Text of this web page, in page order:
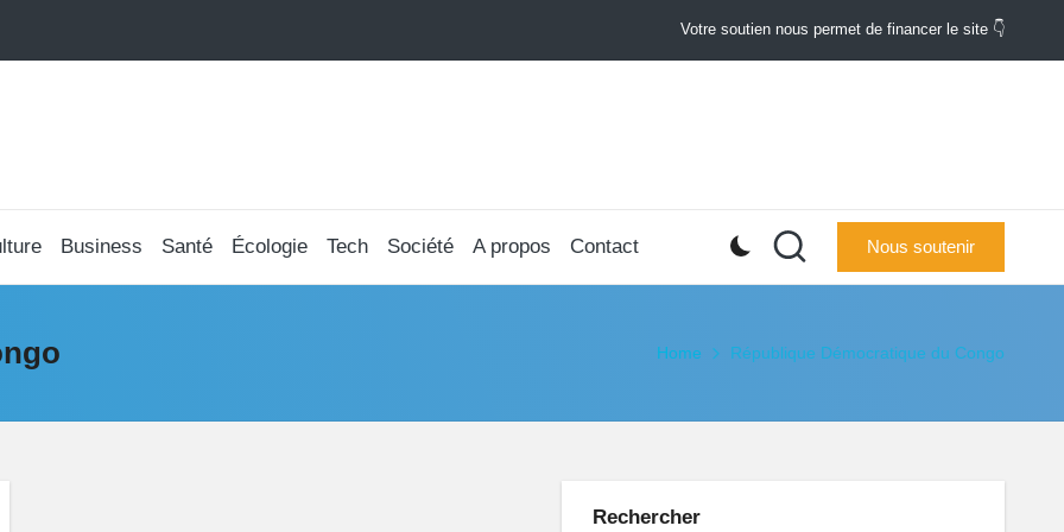
Votre soutien nous permet de financer le site 👇
Business Santé Écologie Tech Société A propos Contact Nous soutenir
Home République Démocratique du Congo
Rechercher